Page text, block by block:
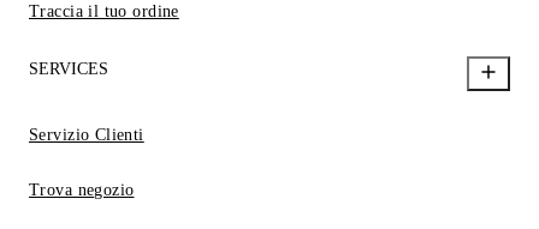
Traccia il tuo ordine
SERVICES
Servizio Clienti
Trova negozio